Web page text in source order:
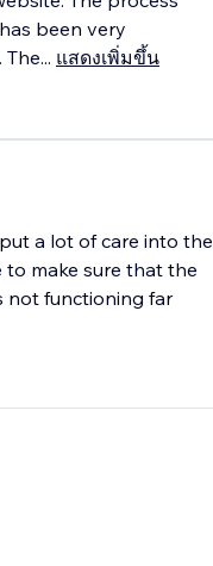
been very
... แสดงเพิ่มขึ้น
a lot of care into the
make sure that the
not functioning far